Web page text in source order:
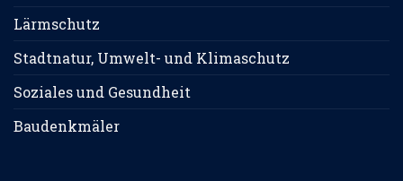
Lärmschutz
Stadtnatur, Umwelt- und Klimaschutz
Soziales und Gesundheit
Baudenkmäler